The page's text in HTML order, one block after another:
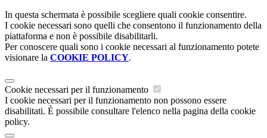
In questa schermata è possibile scegliere quali cookie consentire.
I cookie necessari sono quelli che consentono il funzionamento della
piattaforma e non è possibile disabilitarli.
Per conoscere quali sono i cookie necessari al funzionamento potete
visionare la COOKIE POLICY.
Cookie necessari per il funzionamento
I cookie necessari per il funzionamento non possono essere
disabilitati. È possibile consultare l'elenco nella pagina della cookie
policy.